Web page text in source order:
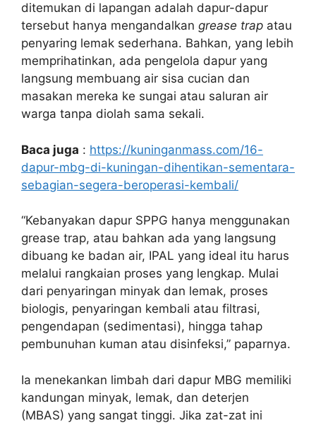
ditemukan di lapangan adalah dapur-dapur
tersebut hanya mengandalkan grease trap atau
penyaring lemak sederhana. Bahkan, yang lebih
memprihatinkan, ada pengelola dapur yang
langsung membuang air sisa cucian dan
masakan mereka ke sungai atau saluran air
warga tanpa diolah sama sekali.
Baca juga : https://kuninganmass.com/16-
dapur-mbg-di-kuningan-dihentikan-sementara-
sebagian-segera-beroperasi-kembali/
“Kebanyakan dapur SPPG hanya menggunakan
grease trap, atau bahkan ada yang langsung
dibuang ke badan air, IPAL yang ideal itu harus
melalui rangkaian proses yang lengkap. Mulai
dari penyaringan minyak dan lemak, proses
biologis, penyaringan kembali atau filtrasi,
pengendapan (sedimentasi), hingga tahap
pembunuhan kuman atau disinfeksi,” paparnya.
Ia menekankan limbah dari dapur MBG memiliki
kandungan minyak, lemak, dan deterjen
(MBAS) yang sangat tinggi. Jika zat-zat ini